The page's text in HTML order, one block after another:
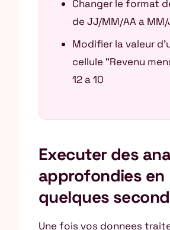
Changer le format
de JJ/MM/AA a
Modifier la valeur
cellule “Revenu
12 a 10
Executer des
approfondies en
quelques
Une fois vos donnees